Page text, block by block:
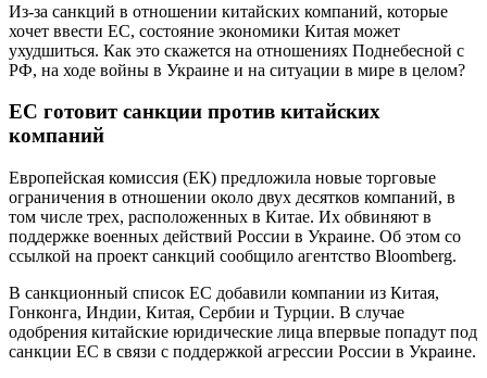
Из-за санкций в отношении китайских компаний, которые
хочет ввести ЕС, состояние экономики Китая может
ухудшиться. Как это скажется на отношениях Поднебесной с
РФ, на ходе войны в Украине и на ситуации в мире в целом?
ЕС готовит санкции против китайских
компаний
Европейская комиссия (ЕК) предложила новые торговые
ограничения в отношении около двух десятков компаний, в
том числе трех, расположенных в Китае. Их обвиняют в
поддержке военных действий России в Украине. Об этом со
ссылкой на проект санкций сообщило агентство Bloomberg.
В санкционный список ЕС добавили компании из Китая,
Гонконга, Индии, Китая, Сербии и Турции. В случае
одобрения китайские юридические лица впервые попадут под
санкции ЕС в связи с поддержкой агрессии России в Украине.